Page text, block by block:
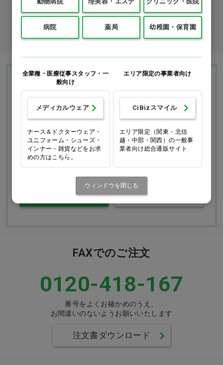
商品コード入力でクイックオーダー
Ciモール ウェブ通販のご利用ガイド・ヘル
プ
お支払いについて 送料について
返品・交換につい
て
て
よくあるご質問
ご利用ガイドを詳しく見
FAXでのご注文
0120-418-167
番号をよくお確かめのうえ、
お間違いのないようお願いいたします
注文書ダウンロード
病院 薬局 幼稚園・保育園
全業種・医療従事スタッフ・一
般向け
メディカルウェア
ナース＆ドクターウェア・
ユニフォーム・シューズ・
インナー・雑貨などをお求
めの方はこちら。
エリア限定の事業者向け
CiBizスマイル
エリア限定（関東・北信
越・中部・関西）の一般事
業者向け総合通販サイト
ウィンドウを閉じる